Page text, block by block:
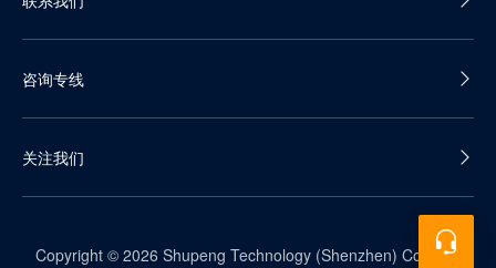
加入我们
销售热线：400-688-5600
咨询专线
关注我们
Copyright © 2026 Shupeng Technology (Shenzhen) Co., Ltd.